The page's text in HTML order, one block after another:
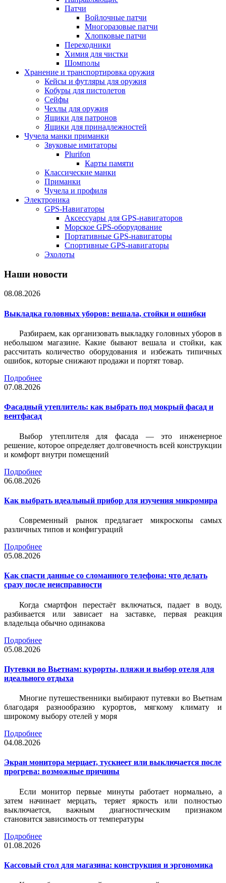
Патчи
Войлочные патчи
Многоразовые патчи
Хлопковые патчи
Переходники
Химия для чистки
Шомполы
Хранение и транспортировка оружия
Кейсы и футляры для оружия
Кобуры для пистолетов
Сейфы
Чехлы для оружия
Ящики для патронов
Ящики для принадлежностей
Чучела манки приманки
Звуковые имитаторы
Plurifon
Карты памяти
Классические манки
Приманки
Чучела и профиля
Электроника
GPS-Навигаторы
Аксессуары для GPS-навигаторов
Морское GPS-оборудование
Портативные GPS-навигаторы
Спортивные GPS-навигаторы
Эхолоты
Наши новости
08.08.2026
Выкладка головных уборов: вешала, стойки и ошибки
Разбираем, как организовать выкладку головных уборов в
небольшом магазине. Какие бывают вешала и стойки, как
рассчитать количество оборудования и избежать типичных
ошибок, которые снижают продажи и портят товар.
Подробнее
07.08.2026
Фасадный утеплитель: как выбрать под мокрый фасад и
вентфасад
Выбор утеплителя для фасада — это инженерное
решение, которое определяет долговечность всей конструкции
и комфорт внутри помещений
Подробнее
06.08.2026
Как выбрать идеальный прибор для изучения микромира
Современный рынок предлагает микроскопы самых
различных типов и конфигураций
Подробнее
05.08.2026
Как спасти данные со сломанного телефона: что делать
сразу после неисправности
Когда смартфон перестаёт включаться, падает в воду,
разбивается или зависает на заставке, первая реакция
владельца обычно одинакова
Подробнее
05.08.2026
Путевки во Вьетнам: курорты, пляжи и выбор отеля для
идеального отдыха
Многие путешественники выбирают путевки во Вьетнам
благодаря разнообразию курортов, мягкому климату и
широкому выбору отелей у моря
Подробнее
04.08.2026
Экран монитора мерцает, тускнеет или выключается после
прогрева: возможные причины
Если монитор первые минуты работает нормально, а
затем начинает мерцать, теряет яркость или полностью
выключается, важным диагностическим признаком
становится зависимость от температуры
Подробнее
01.08.2026
Кассовый стол для магазина: конструкция и эргономика